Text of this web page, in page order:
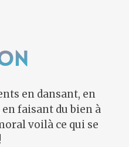
en dansant, en
faisant du bien à
voilà ce qui se